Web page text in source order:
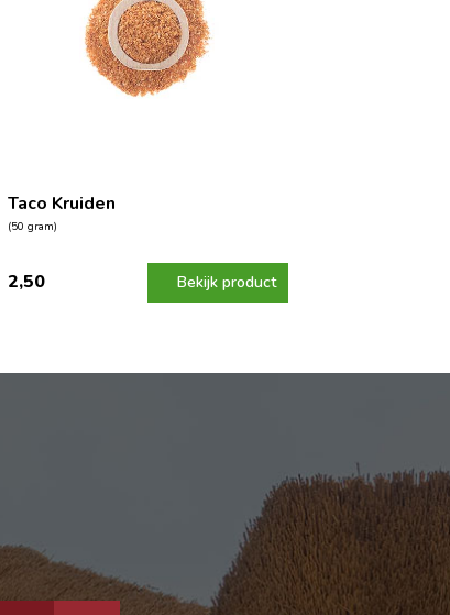
Taco Kruiden
(50 gram)
2,50 Bekijk product